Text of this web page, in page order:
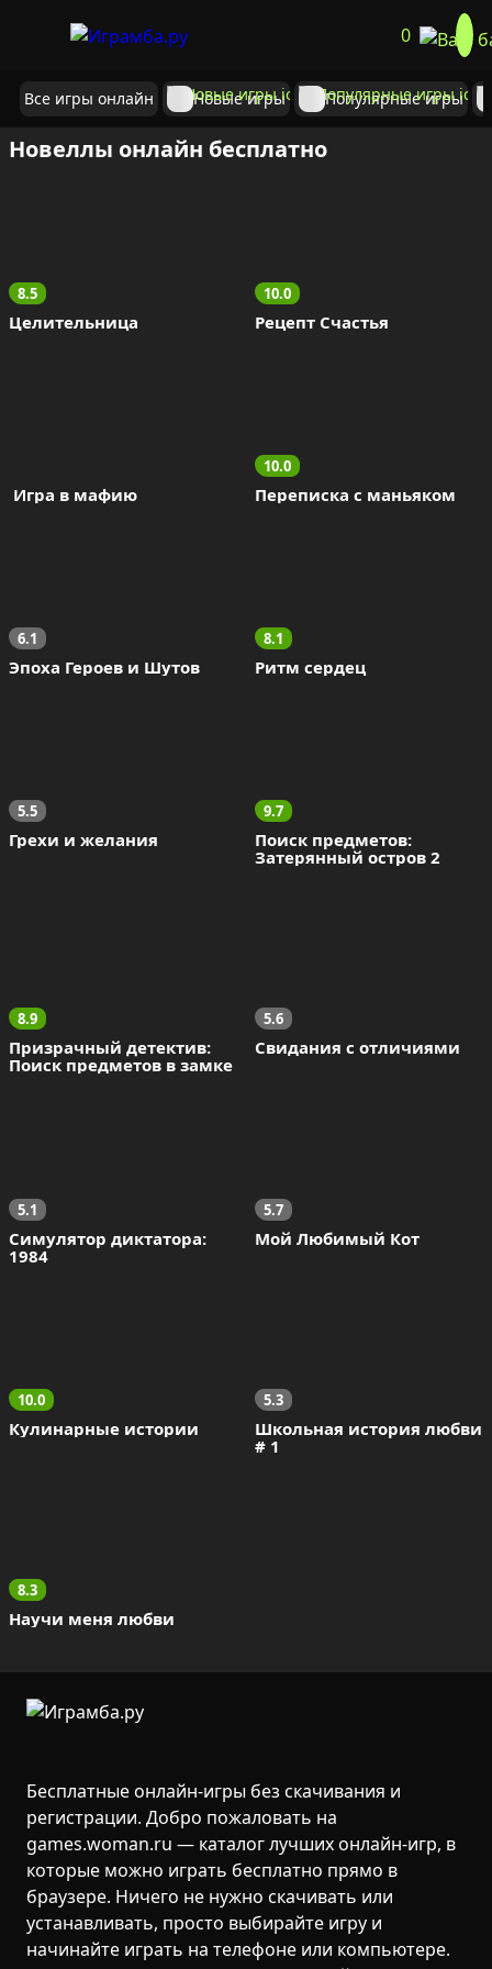
0
Все игры онлайн Новые игры Популярные игры
Новеллы онлайн бесплатно
8.5
Целительница
10.0
Рецепт Счастья
Игра в мафию
10.0
Переписка с маньяком
6.1
Эпоха Героев и Шутов
8.1
Ритм сердец
5.5
Грехи и желания
9.7
Поиск предметов:
Затерянный остров 2
8.9
Призрачный детектив:
Поиск предметов в замке
5.6
Свидания с отличиями
5.1
Симулятор диктатора:
1984
5.7
Мой Любимый Кот
10.0
Кулинарные истории
5.3
Школьная история любви
# 1
8.3
Научи меня любви
Бесплатные онлайн-игры без скачивания и
регистрации. Добро пожаловать на
games.woman.ru — каталог лучших онлайн-игр, в
которые можно играть бесплатно прямо в
браузере. Ничего не нужно скачивать или
устанавливать, просто выбирайте игру и
начинайте играть на телефоне или компьютере.